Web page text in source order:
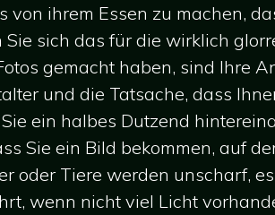
von ihrem Essen zu machen,
sich das für die wirklich
gemacht haben, sind Ihre
und die Tatsache, dass
ein halbes Dutzend
Sie ein Bild bekommen, auf
oder Tiere werden unscharf,
wenn nicht viel Licht